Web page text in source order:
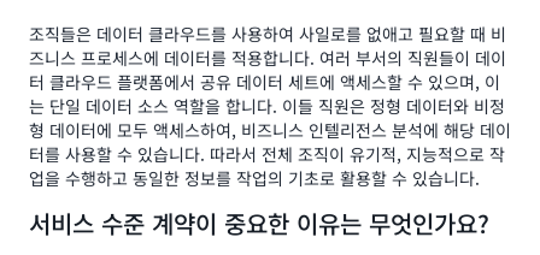
조직들은 데이터 클라우드를 사용하여 사일로를 없애고 필요할 때 비
즈니스 프로세스에 데이터를 적용합니다. 여러 부서의 직원들이 데이
터 클라우드 플랫폼에서 공유 데이터 세트에 액세스할 수 있으며, 이
는 단일 데이터 소스 역할을 합니다. 이들 직원은 정형 데이터와 비정
형 데이터에 모두 액세스하여, 비즈니스 인텔리전스 분석에 해당 데이
터를 사용할 수 있습니다. 따라서 전체 조직이 유기적, 지능적으로 작
업을 수행하고 동일한 정보를 작업의 기초로 활용할 수 있습니다.
서비스 수준 계약이 중요한 이유는 무엇인가요?